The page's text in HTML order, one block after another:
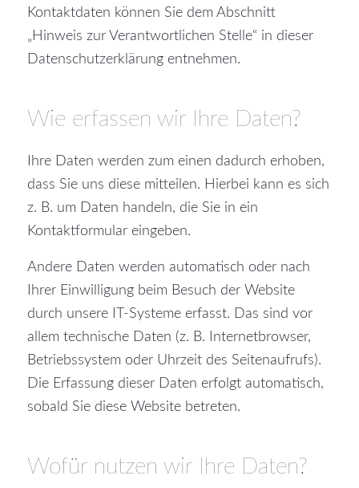
Kontaktdaten können Sie dem Abschnitt
„Hinweis zur Verantwortlichen Stelle“ in dieser
Datenschutzerklärung entnehmen.
Wie erfassen wir Ihre Daten?
Ihre Daten werden zum einen dadurch erhoben,
dass Sie uns diese mitteilen. Hierbei kann es sich
z. B. um Daten handeln, die Sie in ein
Kontaktformular eingeben.
Andere Daten werden automatisch oder nach
Ihrer Einwilligung beim Besuch der Website
durch unsere IT-Systeme erfasst. Das sind vor
allem technische Daten (z. B. Internetbrowser,
Betriebssystem oder Uhrzeit des Seitenaufrufs).
Die Erfassung dieser Daten erfolgt automatisch,
sobald Sie diese Website betreten.
Wofür nutzen wir Ihre Daten?